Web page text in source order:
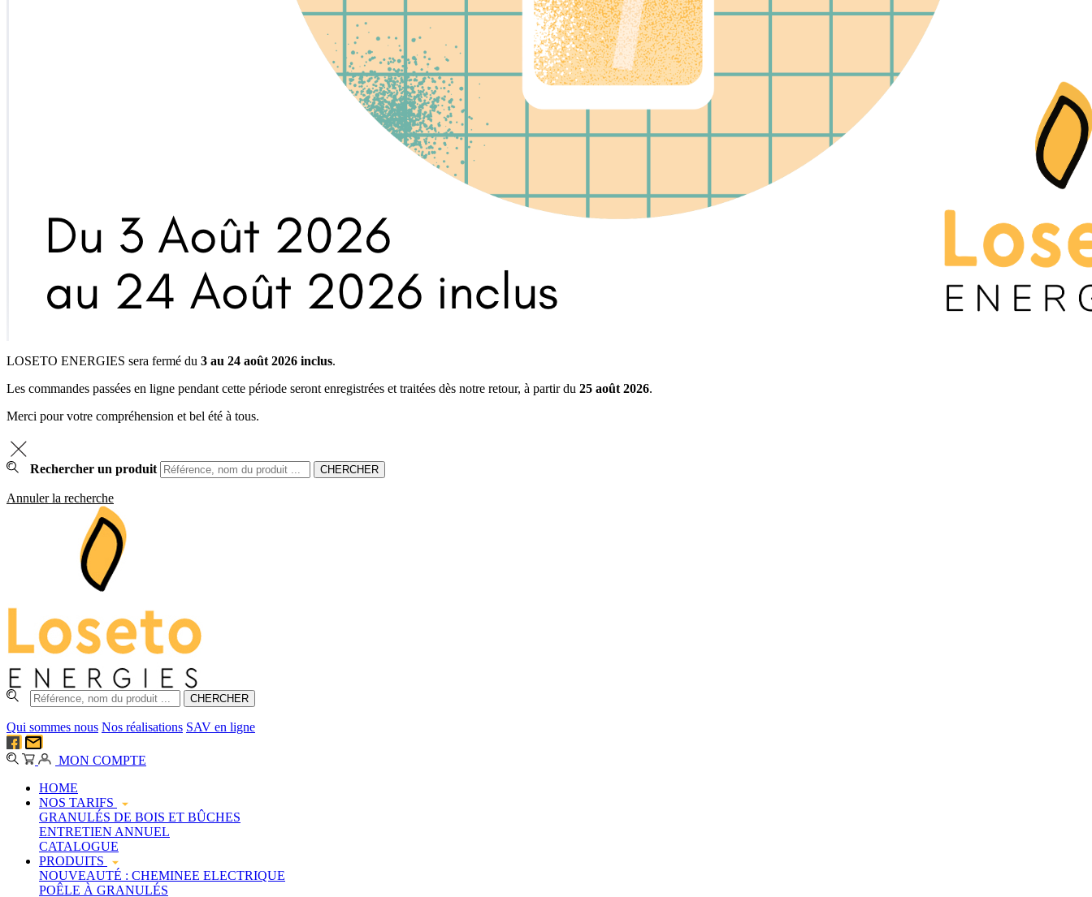
LOSETO ENERGIES sera fermé du 3 au 24 août 2026 inclus.
Les commandes passées en ligne pendant cette période seront enregistrées et traitées dès notre retour, à partir du 25 août 2026.
Merci pour votre compréhension et bel été à tous.
Rechercher un produit
Annuler la recherche
Qui sommes nous Nos réalisations SAV en ligne
MON COMPTE
HOME
NOS TARIFS
GRANULÉS DE BOIS ET BÛCHES
ENTRETIEN ANNUEL
CATALOGUE
PRODUITS
NOUVEAUTÉ : CHEMINEE ELECTRIQUE
POÊLE À GRANULÉS